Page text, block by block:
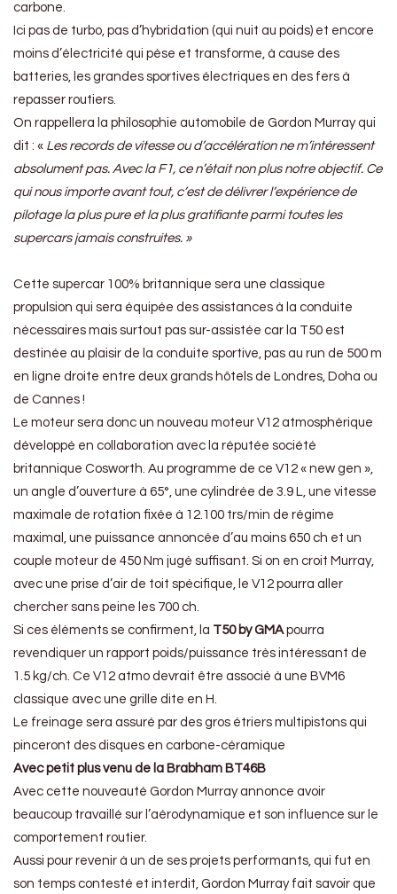
carbone.
Ici pas de turbo, pas d’hybridation (qui nuit au poids) et encore
moins d’électricité qui pèse et transforme, à cause des
batteries, les grandes sportives électriques en des fers à
repasser routiers.
On rappellera la philosophie automobile de Gordon Murray qui
dit : « Les records de vitesse ou d’accélération ne m’intéressent
absolument pas. Avec la F1, ce n’était non plus notre objectif. Ce
qui nous importe avant tout, c’est de délivrer l’expérience de
pilotage la plus pure et la plus gratifiante parmi toutes les
supercars jamais construites. »
Cette supercar 100% britannique sera une classique
propulsion qui sera équipée des assistances à la conduite
nécessaires mais surtout pas sur-assistée car la T50 est
destinée au plaisir de la conduite sportive, pas au run de 500 m
en ligne droite entre deux grands hôtels de Londres, Doha ou
de Cannes !
Le moteur sera donc un nouveau moteur V12 atmosphérique
développé en collaboration avec la réputée société
britannique Cosworth. Au programme de ce V12 « new gen »,
un angle d’ouverture à 65°, une cylindrée de 3.9 L, une vitesse
maximale de rotation fixée à 12.100 trs/min de régime
maximal, une puissance annoncée d’au moins 650 ch et un
couple moteur de 450 Nm jugé suffisant. Si on en croit Murray,
avec une prise d’air de toit spécifique, le V12 pourra aller
chercher sans peine les 700 ch.
Si ces éléments se confirment, la T50 by GMApourra
revendiquer un rapport poids/puissance très intéressant de
1.5 kg/ch. Ce V12 atmo devrait être associé à une BVM6
classique avec une grille dite en H.
Le freinage sera assuré par des gros étriers multipistons qui
pinceront des disques en carbone-céramique
Avec petit plus venu de la Brabham BT46B
Avec cette nouveauté Gordon Murray annonce avoir
beaucoup travaillé sur l’aérodynamique et son influence sur le
comportement routier.
Aussi pour revenir à un de ses projets performants, qui fut en
son temps contesté et interdit, Gordon Murray fait savoir que